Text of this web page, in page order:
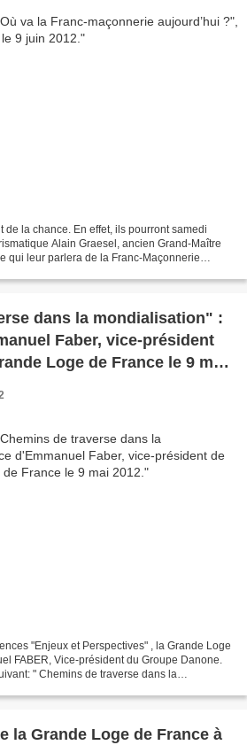
de la chance. En effet, ils pourront samedi
Alain Graesel, ancien Grand-Maître
qui leur parlera de la Franc-Maçonnerie
dans la mondialisation" :
Faber, vice-président
Loge de France le 9 mai
"Enjeux et Perspectives" , la Grande Loge
FABER, Vice-président du Groupe Danone.
" Chemins de traverse dans la
la Grande Loge de France à